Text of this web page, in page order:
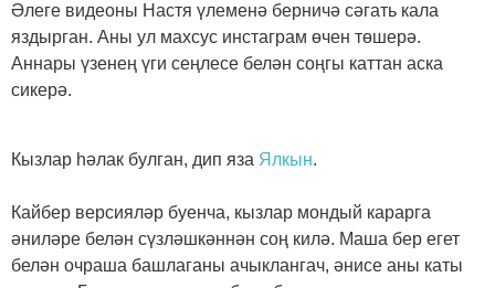
Әлеге видеоны Настя үлеменә берничә сәгать кала
яздырган. Аны ул махсус инстаграм өчен төшерә.
Аннары үзенең үги сеңлесе белән соңгы каттан аска
сикерә.
Кызлар һәлак булган, дип яза Ялкын.
Кайбер версияләр буенча, кызлар мондый карарга
әниләре белән сүзләшкәннән соң килә. Маша бер егет
белән очраша башлаганы ачыклангач, әнисе аны каты